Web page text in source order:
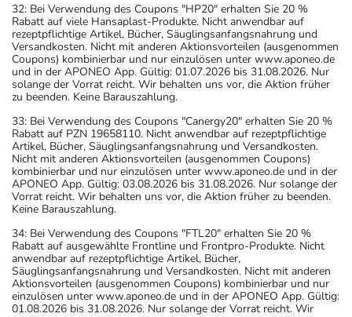
32: Bei Verwendung des Coupons "HP20" erhalten Sie 20 %
Rabatt auf viele Hansaplast-Produkte. Nicht anwendbar auf
rezeptpflichtige Artikel, Bücher, Säuglingsanfangsnahrung und
Versandkosten. Nicht mit anderen Aktionsvorteilen (ausgenommen
Coupons) kombinierbar und nur einzulösen unter www.aponeo.de
und in der APONEO App. Gültig: 01.07.2026 bis 31.08.2026. Nur
solange der Vorrat reicht. Wir behalten uns vor, die Aktion früher
zu beenden. Keine Barauszahlung.
33: Bei Verwendung des Coupons "Canergy20" erhalten Sie 20 %
Rabatt auf PZN 19658110. Nicht anwendbar auf rezeptpflichtige
Artikel, Bücher, Säuglingsanfangsnahrung und Versandkosten.
Nicht mit anderen Aktionsvorteilen (ausgenommen Coupons)
kombinierbar und nur einzulösen unter www.aponeo.de und in der
APONEO App. Gültig: 03.08.2026 bis 31.08.2026. Nur solange der
Vorrat reicht. Wir behalten uns vor, die Aktion früher zu beenden.
Keine Barauszahlung.
34: Bei Verwendung des Coupons "FTL20" erhalten Sie 20 %
Rabatt auf ausgewählte Frontline und Frontpro-Produkte. Nicht
anwendbar auf rezeptpflichtige Artikel, Bücher,
Säuglingsanfangsnahrung und Versandkosten. Nicht mit anderen
Aktionsvorteilen (ausgenommen Coupons) kombinierbar und nur
einzulösen unter www.aponeo.de und in der APONEO App. Gültig:
01.08.2026 bis 31.08.2026. Nur solange der Vorrat reicht. Wir